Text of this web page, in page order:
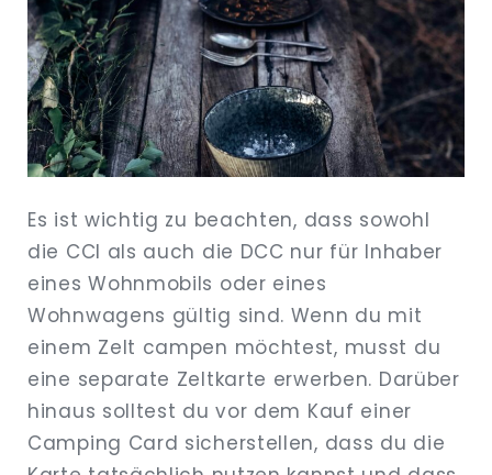
Es ist wichtig zu beachten, dass sowohl
die CCI als auch die DCC nur für Inhaber
eines Wohnmobils oder eines
Wohnwagens gültig sind. Wenn du mit
einem Zelt campen möchtest, musst du
eine separate Zeltkarte erwerben. Darüber
hinaus solltest du vor dem Kauf einer
Camping Card sicherstellen, dass du die